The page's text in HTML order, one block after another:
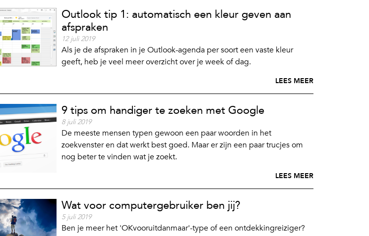
Outlook tip 1: automatisch een kleur geven aan
afspraken
12 juli 2019
Als je de afspraken in je Outlook-agenda per soort een vaste kleur
geeft, heb je veel meer overzicht over je week of dag.
LEES MEER
9 tips om handiger te zoeken met Google
8 juli 2019
De meeste mensen typen gewoon een paar woorden in het
zoekvenster en dat werkt best goed. Maar er zijn een paar trucjes om
nog beter te vinden wat je zoekt.
LEES MEER
Wat voor computergebruiker ben jij?
5 juli 2019
Ben je meer het 'OKvooruitdanmaar'-type of een ontdekkingreiziger?